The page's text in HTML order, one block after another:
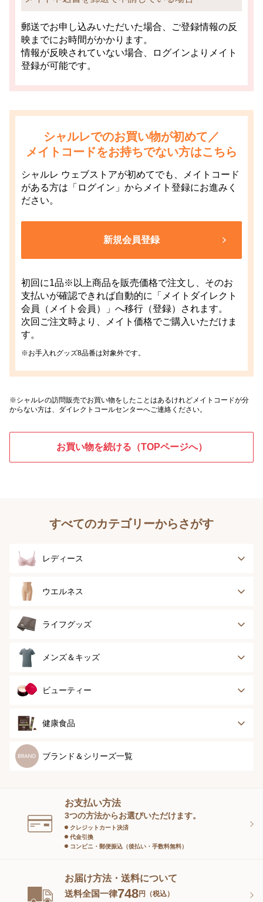
郵送でお申し込みいただいた場合、ご登録情報の反
映までにお時間がかかります。
情報が反映されていない場合、ログインよりメイト
登録が可能です。
シャルレでのお買い物が初めて／
メイトコードをお持ちでない方はこちら
シャルレ ウェブストアが初めてでも、メイトコード
がある方は「ログイン」からメイト登録にお進みく
ださい。
新規会員登録
初回に1品※以上商品を販売価格で注文し、そのお
支払いが確認できれば自動的に「メイトダイレクト
会員（メイト会員）」へ移行（登録）されます。
次回ご注文時より、メイト価格でご購入いただけま
す。
※お手入れグッズ8品番は対象外です。
※シャルレの訪問販売でお買い物をしたことはあるけれどメイトコードが分
からない方は、ダイレクトコールセンターへご連絡ください。
お買い物を続ける（TOPページへ）
すべてのカテゴリーからさがす
レディース
ブラジャー
ボディースーツ
ランジェリー
イツ
ウエルネス
健康サポート
スポーツ
ライフグッズ
アウター
グッズ
メンズ＆キッズ
メンズトップ
メンズソックス
ビューティー
スキンケア
スペシャルケア
スキンケアグッズ
健康食品
健康食品
ブランド＆シリーズ一覧
お支払い方法
3つの方法からお選びいただけます。
クレジットカート決済
代金引換
コンビニ・郵便振込（後払い・手数料無料）
お届け方法・送料について
送料全国一律748円（税込）